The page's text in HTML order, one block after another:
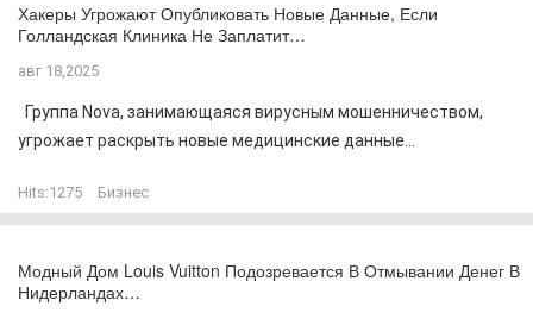
Хакеры Угрожают Опубликовать Новые Данные, Если
Голландская Клиника Не Заплатит…
авг 18,2025
Группа Nova, занимающаяся вирусным мошенничеством,
угрожает раскрыть новые медицинские данные...
Hits:1275 Бизнес
Модный Дом Louis Vuitton Подозревается В Отмывании Денег В
Нидерландах…